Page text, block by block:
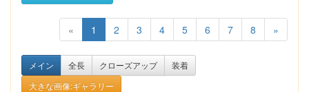
« 1 2 3 4 5 6 7 8 »
メイン 全長 クローズアップ
装着
大きな画像:ギャラリー